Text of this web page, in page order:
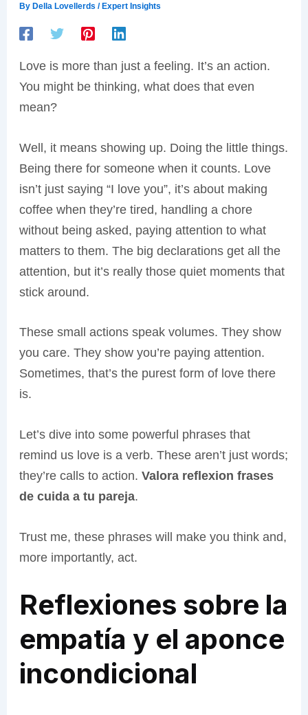
By Della Lovellerds /Expert Insights
Love is more than just a feeling. It’s an action.
You might be thinking, what does that even
mean?
Well, it means showing up. Doing the little things.
Being there for someone when it counts. Love
isn’t just saying “I love you”, it’s about making
coffee when they’re tired, handling a chore
without being asked, paying attention to what
matters to them. The big declarations get all the
attention, but it’s really those quiet moments that
stick around.
These small actions speak volumes. They show
you care. They show you’re paying attention.
Sometimes, that’s the purest form of love there
is.
Let’s dive into some powerful phrases that
remind us love is a verb. These aren’t just words;
they’re calls to action. Valora reflexion frases
de cuida a tu pareja.
Trust me, these phrases will make you think and,
more importantly, act.
Reflexiones sobre la
empatía y el aponce
incondicional